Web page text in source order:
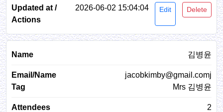
2026-06-02 15:04:04 Edit Delete
김병윤
jacobkimby@gmail.comj
Mrs 김병윤
2